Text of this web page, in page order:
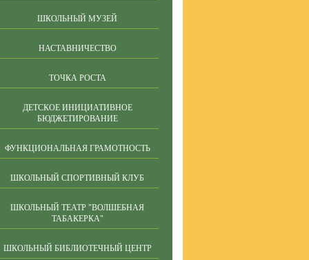
ШКОЛЬНЫЙ МУЗЕЙ
НАСТАВНИЧЕСТВО
ТОЧКА РОСТА
ДЕТСКОЕ ИНИЦИАТИВНОЕ
БЮДЖЕТИРОВАНИЕ
ФУНКЦИОНАЛЬНАЯ ГРАМОТНОСТЬ
ШКОЛЬНЫЙ СПОРТИВНЫЙ КЛУБ
ШКОЛЬНЫЙ ТЕАТР "ВОЛШЕБНАЯ
ТАБАКЕРКА"
ШКОЛЬНЫЙ БИБЛИОТЕЧНЫЙ ЦЕНТР